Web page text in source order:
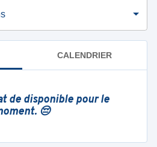
CALENDRIER
de disponible pour le
😔